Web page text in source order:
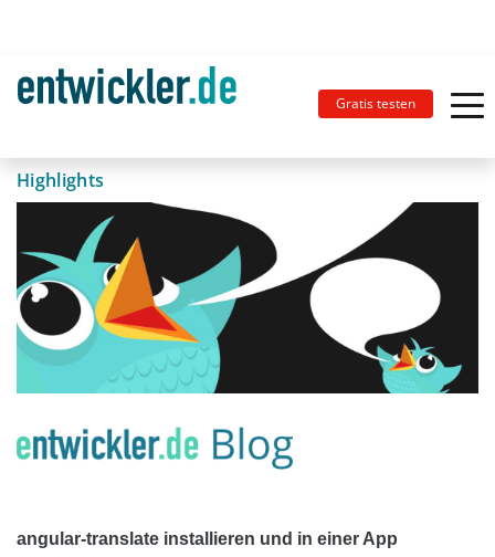
Gratis testen
Highlights
angular-translate installieren und in einer App